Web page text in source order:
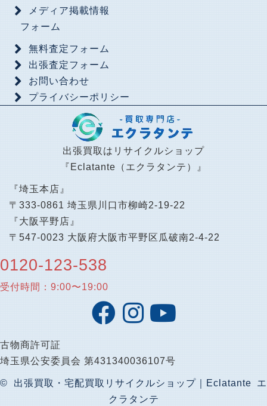
メディア掲載情報
フォーム
無料査定フォーム
出張査定フォーム
お問い合わせ
プライバシーポリシー
出張買取はリサイクルショップ
『Eclatante（エクラタンテ）』
『埼玉本店』
〒333-0861 埼玉県川口市柳崎2-19-22
『大阪平野店』
〒547-0023 大阪府大阪市平野区瓜破南2-4-22
0120-123-538
受付時間：9:00〜19:00
古物商許可証
埼玉県公安委員会 第431340036107号
© 出張買取・宅配買取リサイクルショップ｜Eclatante エ
クラタンテ